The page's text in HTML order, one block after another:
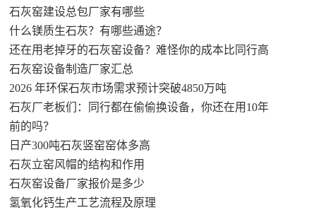
石灰窑建设总包厂家有哪些
什么镁质生石灰？有哪些通途？
还在用老掉牙的石灰窑设备？难怪你的成本比同行高
石灰窑设备制造厂家汇总
2026 年环保石灰市场需求预计突破4850万吨
石灰厂老板们：同行都在偷偷换设备，你还在用10年
前的吗？
日产300吨石灰竖窑窑体多高
石灰立窑风帽的结构和作用
石灰窑设备厂家报价是多少
氢氧化钙生产工艺流程及原理